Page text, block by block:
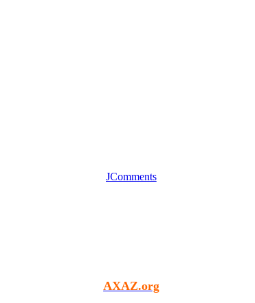
JComments
AXAZ.org